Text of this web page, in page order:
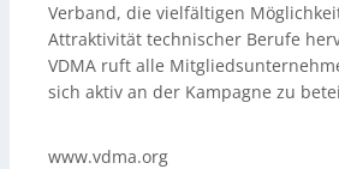
Verband, die vielfältigen
Attraktivität technischer Berufe
VDMA ruft alle
sich aktiv an der Kampagne zu
www.vdma.org